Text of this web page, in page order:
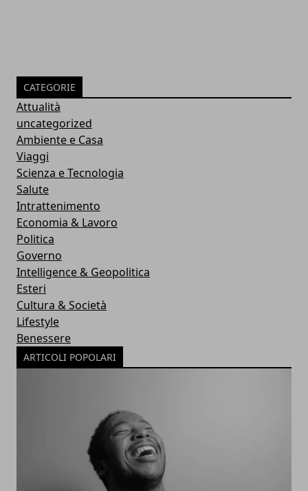
CATEGORIE
Attualità
uncategorized
Ambiente e Casa
Viaggi
Scienza e Tecnologia
Salute
Intrattenimento
Economia & Lavoro
Politica
Governo
Intelligence & Geopolitica
Esteri
Cultura & Società
Lifestyle
Benessere
ARTICOLI POPOLARI